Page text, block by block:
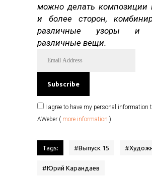
можно делать композиции
и более сторон,
различные узоры и
различные вещи.
I agree to have my personal information
AWeber ( more information )
Tags: #Выпуск 15 #
#Юрий Карандаев